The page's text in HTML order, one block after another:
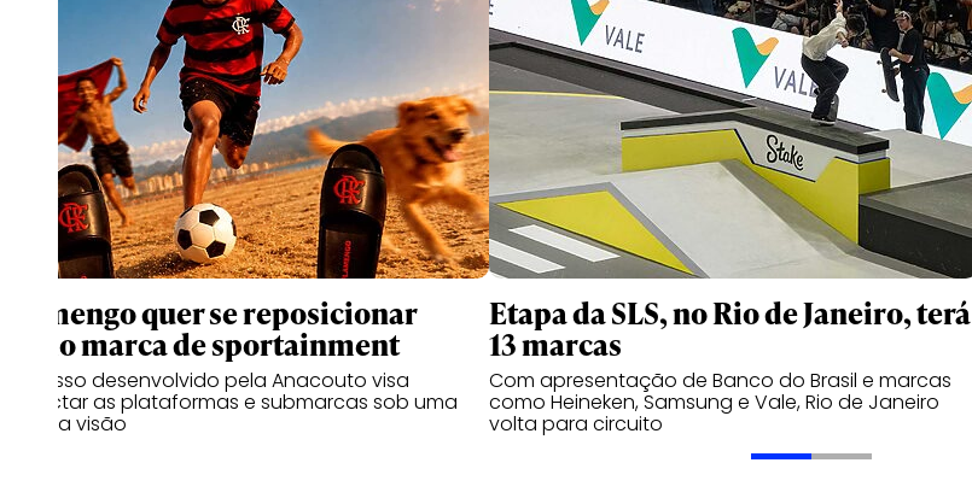
Flamengo quer se reposicionar
como marca de sportainment
Processo desenvolvido pela Anacouto visa
conectar as plataformas e submarcas sob uma
mesma visão
Etapa da SLS, no Rio de Janeiro, terá
13 marcas
Com apresentação de Banco do Brasil e marcas
como Heineken, Samsung e Vale, Rio de Janeiro
volta para circuito